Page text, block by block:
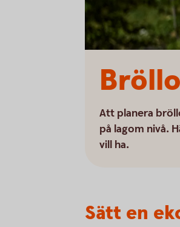
Att planera
på lagom nivå.
vill ha.
Sätt en